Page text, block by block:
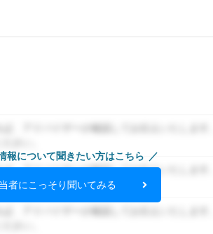
ば、アドバイザーが確認してお伝えいたします
ださい。
報について聞きたい方はこちら
者にこっそり聞いてみる